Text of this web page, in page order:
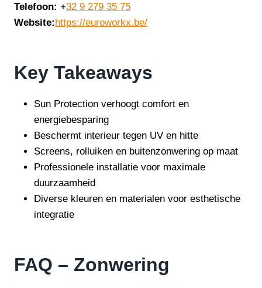
Telefoon: +32 9 279 35 75
Website:https://euroworkx.be/
Key Takeaways
Sun Protection verhoogt comfort en
energiebesparing
Beschermt interieur tegen UV en hitte
Screens, rolluiken en buitenzonwering op maat
Professionele installatie voor maximale
duurzaamheid
Diverse kleuren en materialen voor esthetische
integratie
FAQ – Zonwering